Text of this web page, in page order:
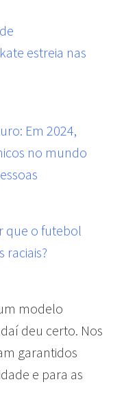
estreia nas
Em 2024,
no mundo
que o futebol
raciais?
modelo
deu certo. Nos
garantidos
e para as